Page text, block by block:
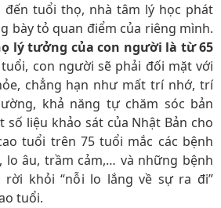
đến tuổi thọ, nhà tâm lý học phát
bày tỏ quan điểm của riêng mình.
lý tưởng của con người là từ 65
tuổi, con người sẽ phải đối mặt với
chẳng hạn như mất trí nhớ, trí
khả năng tự chăm sóc bản
liệu khảo sát của Nhật Bản cho
tuổi trên 75 tuổi mắc các bệnh
âu, trầm cảm,… và những bệnh
rời khỏi “nỗi lo lắng về sự ra đi”
tuổi.